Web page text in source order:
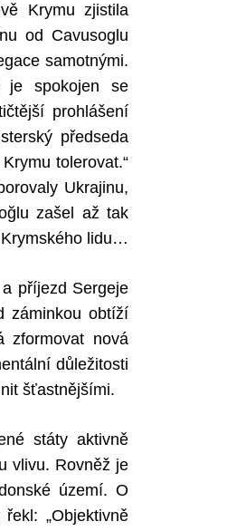
Krymu zjistila
od Cavusoglu
samotnými.
je spokojen se
prohlášení
předseda
tolerovat.“
Ukrajinu,
zašel až tak
lidu…
příjezd Sergeje
záminkou obtíží
zformovat nová
důležitosti
šťastnějšími.
státy aktivně
vlivu. Rovněž je
území. O
„Objektivně